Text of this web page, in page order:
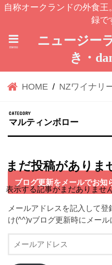
自称オークランドの外食
録で
ニュージー
き・
menu
HOME NZワイナリ
マルティンボロー
まだ投稿がありま
表示する記事がまだありませ
ブログ更新をメールでお知
メールアドレスを記入して
け(^^)vブログ更新時にメール
ー